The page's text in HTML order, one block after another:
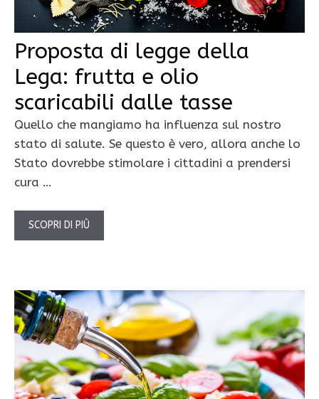
Proposta di legge della
Lega: frutta e olio
scaricabili dalle tasse
Quello che mangiamo ha influenza sul nostro
stato di salute. Se questo è vero, allora anche lo
Stato dovrebbe stimolare i cittadini a prendersi
cura …
SCOPRI DI PIÙ